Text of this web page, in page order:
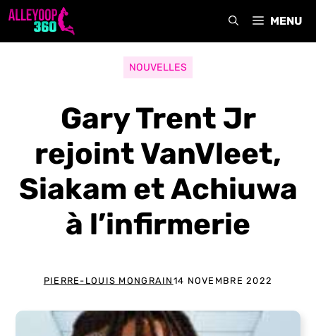
Aller
MENU
NOUVELLES
Gary Trent Jr
rejoint VanVleet,
Siakam et Achiuwa
à l’infirmerie
PIERRE-LOUIS MONGRAIN 14 NOVEMBRE 2022